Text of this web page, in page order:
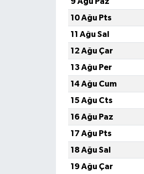
10 Ağu Pts
11 Ağu Sal
12 Ağu Çar
13 Ağu Per
14 Ağu Cum
15 Ağu Cts
16 Ağu Paz
17 Ağu Pts
18 Ağu Sal
19 Ağu Çar